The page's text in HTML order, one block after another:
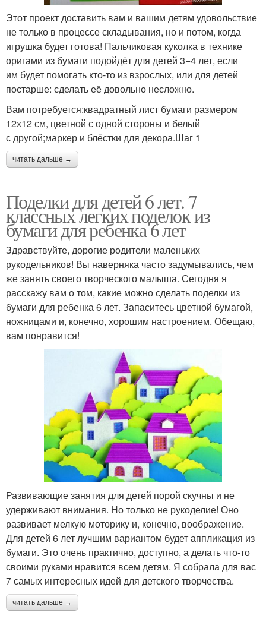
Этот проект доставить вам и вашим детям удовольствие
не только в процессе складывания, но и потом, когда
игрушка будет готова! Пальчиковая куколка в технике
оригами из бумаги подойдёт для детей 3−4 лет, если
им будет помогать кто-то из взрослых, или для детей
постарше: сделать её довольно несложно.
Вам потребуется:квадратный лист бумаги размером
12х12 см, цветной с одной стороны и белый
с другой;маркер и блёстки для декора.Шаг 1
читать дальше →
Поделки для детей 6 лет. 7
классных легких поделок из
бумаги для ребенка 6 лет
Здравствуйте, дорогие родители маленьких
рукодельников! Вы наверняка часто задумывались, чем
же занять своего творческого малыша. Сегодня я
расскажу вам о том, какие можно сделать поделки из
бумаги для ребенка 6 лет. Запаситесь цветной бумагой,
ножницами и, конечно, хорошим настроением. Обещаю,
вам понравится!
Развивающие занятия для детей порой скучны и не
удерживают внимания. Но только не рукоделие! Оно
развивает мелкую моторику и, конечно, воображение.
Для детей 6 лет лучшим вариантом будет аппликация из
бумаги. Это очень практично, доступно, а делать что-то
своими руками нравится всем детям. Я собрала для вас
7 самых интересных идей для детского творчества.
читать дальше →